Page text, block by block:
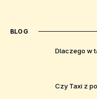
BLOG
Dlaczego w
Czy Taxi z